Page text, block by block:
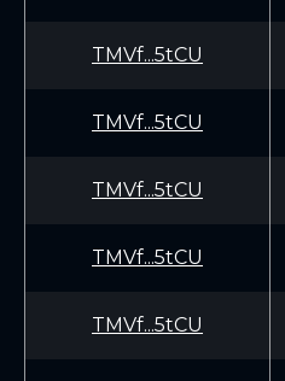
TMVf...5tCU
TMVf...5tCU
TMVf...5tCU
TMVf...5tCU
TMVf...5tCU